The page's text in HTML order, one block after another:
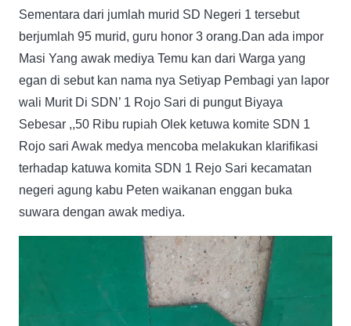
Sementara dari jumlah murid SD Negeri 1 tersebut
berjumlah 95 murid, guru honor 3 orang.Dan ada impor
Masi Yang awak mediya Temu kan dari Warga yang
egan di sebut kan nama nya Setiyap Pembagi yan lapor
wali Murit Di SDN’ 1 Rojo Sari di pungut Biyaya
Sebesar ,,50 Ribu rupiah Olek ketuwa komite SDN 1
Rojo sari Awak medya mencoba melakukan klarifikasi
terhadap katuwa komita SDN 1 Rejo Sari kecamatan
negeri agung kabu Peten waikanan enggan buka
suwara dengan awak mediya.